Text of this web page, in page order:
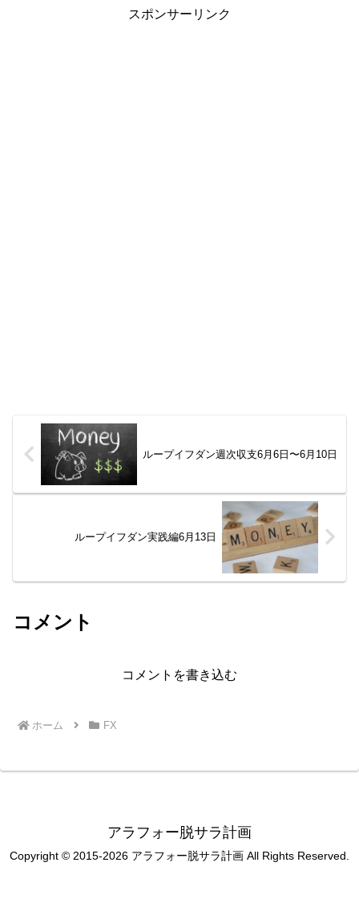
スポンサーリンク
ループイフダン週次収支6月6日〜6月10日
ループイフダン実践編6月13日
コメント
コメントを書き込む
ホーム FX
アラフォー脱サラ計画
Copyright © 2015-2026 アラフォー脱サラ計画 All Rights Reserved.